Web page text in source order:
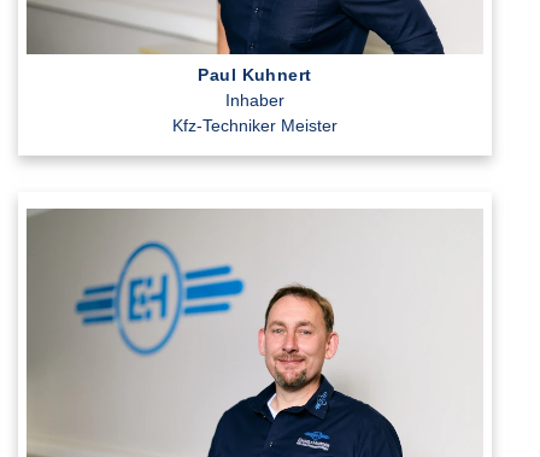
Paul Kuhnert
Inhaber
Kfz-Techniker Meister